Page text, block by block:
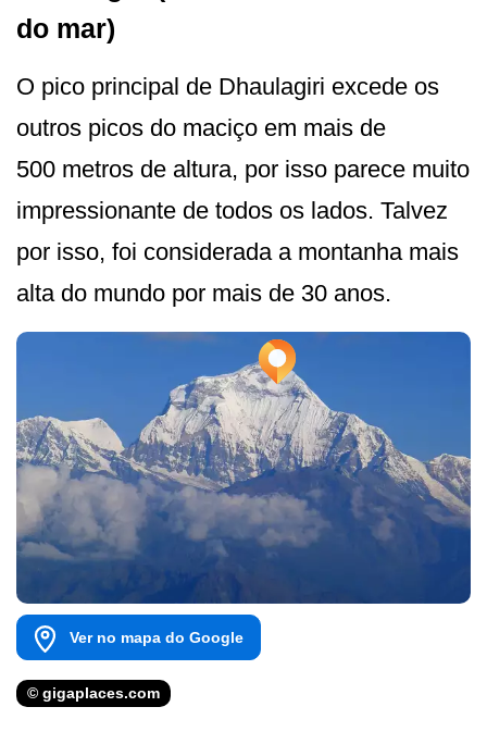
do mar)
O pico principal de Dhaulagiri excede os
outros picos do maciço em mais de
500 metros de altura, por isso parece muito
impressionante de todos os lados. Talvez
por isso, foi considerada a montanha mais
alta do mundo por mais de 30 anos.
Ver no mapa do Google
© gigaplaces.com